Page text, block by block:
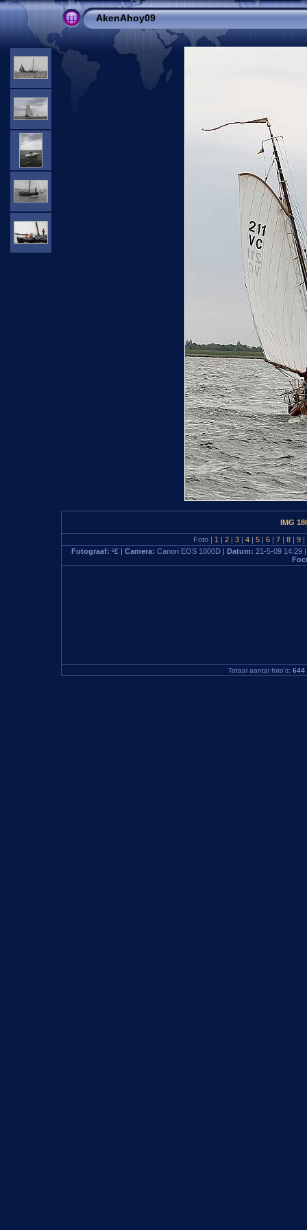
AkenAhoy09
IMG
Foto | 1 | 2 | 3 | 4 | 5 | 6 | 7 | 8 | 9 |
Fotograaf: ª£ | Camera: Canon EOS 1000D | Datum: 21-5-09 14:29
Totaal aantal foto's: 644